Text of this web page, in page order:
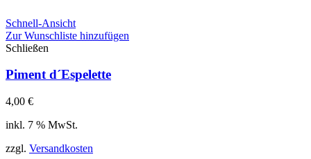
Schnell-Ansicht
Zur Wunschliste hinzufügen
Schließen
Piment d´Espelette
4,00 €
inkl. 7 % MwSt.
zzgl. Versandkosten